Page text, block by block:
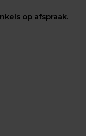
op afspraak.